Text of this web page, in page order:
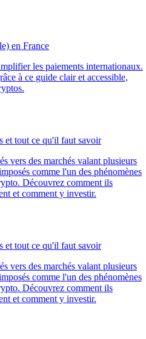
en France
les paiements internationaux.
à ce guide clair et accessible,
et tout ce qu'il faut savoir
vers des marchés valant plusieurs
comme l'un des phénomènes
Découvrez comment ils
et comment y investir.
et tout ce qu'il faut savoir
vers des marchés valant plusieurs
comme l'un des phénomènes
Découvrez comment ils
et comment y investir.